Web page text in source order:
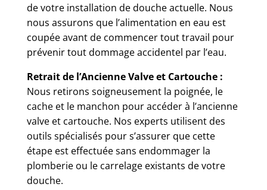
de votre installation de douche actuelle. Nous
nous assurons que l’alimentation en eau est
coupée avant de commencer tout travail pour
prévenir tout dommage accidentel par l’eau.
Retrait de l’Ancienne Valve et Cartouche :
Nous retirons soigneusement la poignée, le
cache et le manchon pour accéder à l’ancienne
valve et cartouche. Nos experts utilisent des
outils spécialisés pour s’assurer que cette
étape est effectuée sans endommager la
plomberie ou le carrelage existants de votre
douche.